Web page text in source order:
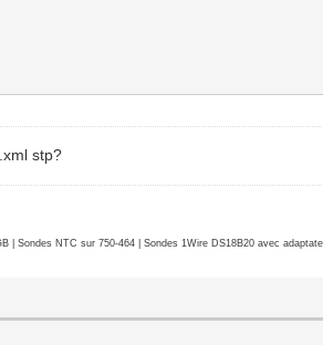
stp?
| Sondes NTC sur 750-464 | Sondes 1Wire DS18B20 avec